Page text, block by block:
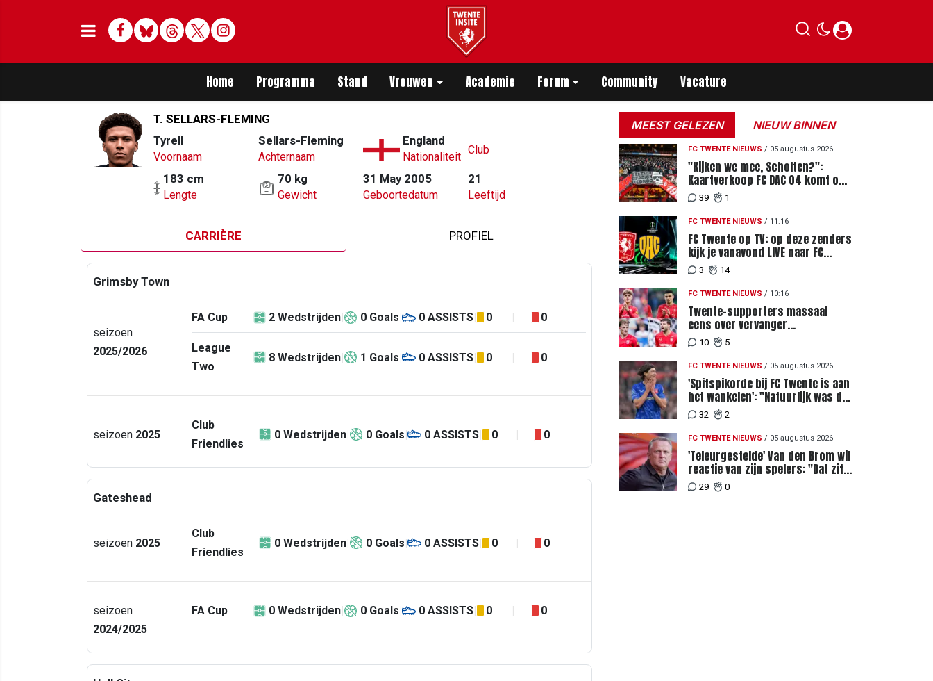
Facebook
BlueskyThreadsTwitterDelen op Whatsapp
Home Programma Stand Vrouwen Academie Forum Community Vacature
T. SELLARS-FLEMING
Tyrell
Voornaam
Sellars-Fleming
Achternaam
England
Nationaliteit
Club
183 cm
Lengte
70 kg
Gewicht
31 May 2005
Geboortedatum
21
Leeftijd
CARRIÈRE PROFIEL
Grimsby Town
seizoen
2025/2026
FA Cup 2 Wedstrijden 0 Goals 0 ASSISTS 0 0
League
Two
8 Wedstrijden 1 Goals 0 ASSISTS 0 0
seizoen 2025
Club
Friendlies
0 Wedstrijden 0 Goals 0 ASSISTS 0 0
Gateshead
seizoen 2025
Club
Friendlies
0 Wedstrijden 0 Goals 0 ASSISTS 0 0
seizoen
2024/2025
FA Cup 0 Wedstrijden 0 Goals 0 ASSISTS 0 0
MEEST GELEZEN NIEUW BINNEN
FC TWENTE NIEUWS / 05 augustus 2026
"Kijken we mee, Scholten?":
Kaartverkoop FC DAC 04 komt op
gang, supporters niet blij met
ticketprijzen
39 1
FC TWENTE NIEUWS / 11:16
FC Twente op TV: op deze zenders
kijk je vanavond LIVE naar FC
Twente - FC DAC 04
3 14
FC TWENTE NIEUWS / 10:16
Twente-supporters massaal
eens over vervanger
geblesseerde Lemkin tegen FC
DAC 04
10 5
FC TWENTE NIEUWS / 05 augustus 2026
'Spitspikorde bij FC Twente is aan
het wankelen': "Natuurlijk was dat
een signaal"
32 2
FC TWENTE NIEUWS / 05 augustus 2026
'Teleurgestelde' Van den Brom wil
reactie van zijn spelers: "Dat zit
bij mij het meeste diep"
29 0